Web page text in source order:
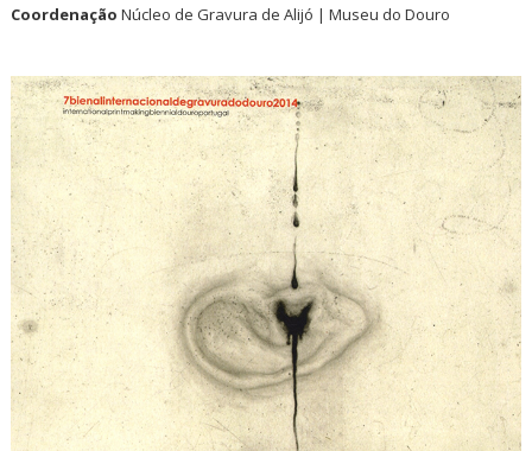
Coordenação Núcleo de Gravura de Alijó | Museu do Douro